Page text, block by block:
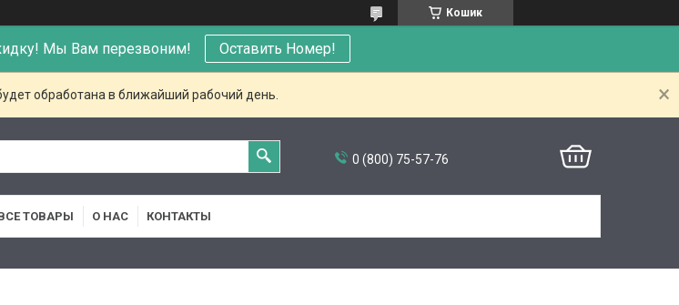
Кошик
Мы Вам перезвоним! Оставить Номер!
обработана в ближайший рабочий день.
0 (800) 75-57-76
ТОВАРЫ О НАС КОНТАКТЫ